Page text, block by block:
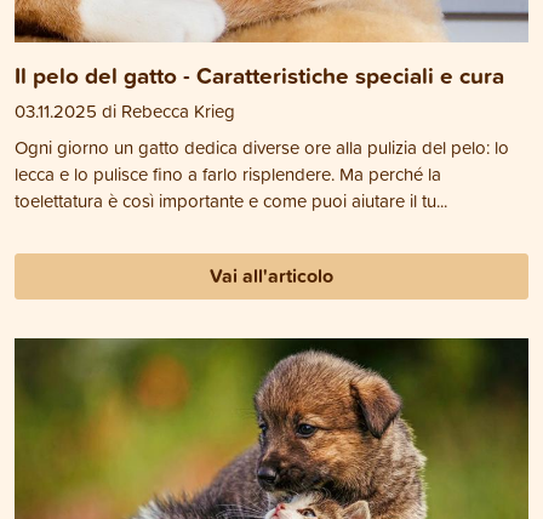
Il pelo del gatto - Caratteristiche speciali e cura
03.11.2025 di Rebecca Krieg
Ogni giorno un gatto dedica diverse ore alla pulizia del pelo: lo
lecca e lo pulisce fino a farlo risplendere. Ma perché la
toelettatura è così importante e come puoi aiutare il tu...
Vai all'articolo